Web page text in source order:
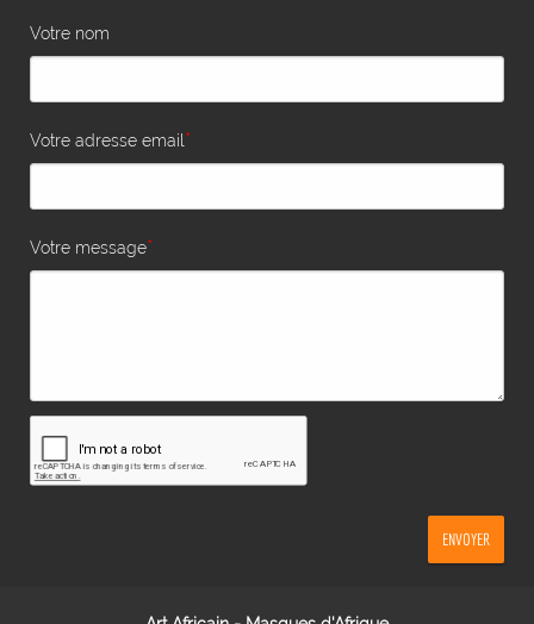
Votre nom
Votre adresse email*
Votre message*
ENVOYER